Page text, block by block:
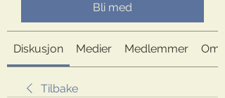
Bli med
Diskusjon Medier Medlemmer Om
Tilbake